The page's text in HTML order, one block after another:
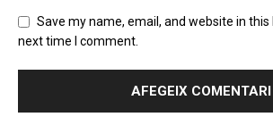
Save my name, email, and website in
next time I comment.